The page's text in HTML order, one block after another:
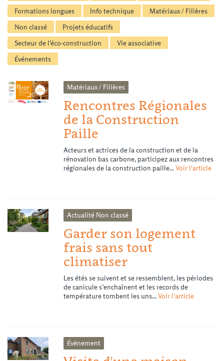
Formations longues
Info technique
Matériaux / Filières
Non classé
Projets éducatifs
Secteur de l'éco-construction
Vie associative
Événements
Matériaux / Filières
Rencontres Régionales
de la Construction
Paille
Acteurs et actrices de la construction et de la
rénovation bas carbone, participez aux rencontres
régionales de la construction paille...Voir l'article
Actualité Non classé
Garder son logement
frais sans tout
climatiser
Les étés se suivent et se ressemblent, les périodes
de canicule s’enchaînent et les records de
température tombent les uns...Voir l'article
Événement